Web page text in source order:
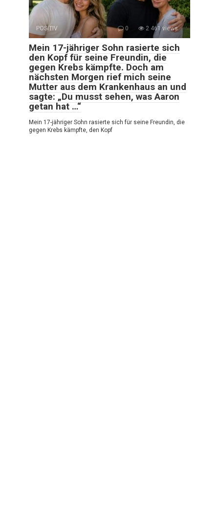
POSITIV 0 2 461 views
Mein 17-jähriger Sohn rasierte sich
den Kopf für seine Freundin, die
gegen Krebs kämpfte. Doch am
nächsten Morgen rief mich seine
Mutter aus dem Krankenhaus an und
sagte: „Du musst sehen, was Aaron
getan hat …“
Mein 17-jähriger Sohn rasierte sich für seine Freundin, die
gegen Krebs kämpfte, den Kopf